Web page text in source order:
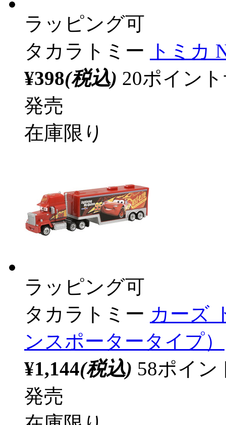
ラッピング可
タカラトミー
トミカ
¥398(税込) 20ポイン
発売
在庫限り
ラッピング可
タカラトミー カーズ
ンスポータータイプ）
¥1,144(税込) 58ポイ
発売